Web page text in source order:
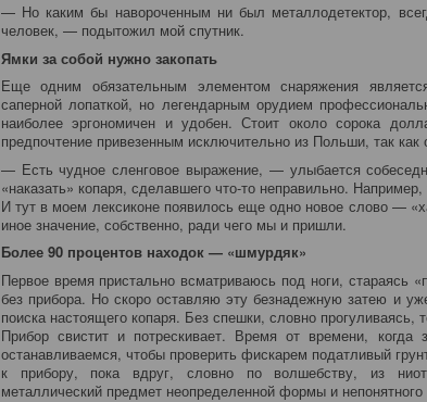
— Но каким бы навороченным ни был металлодетектор,
человек, — подытожил мой спутник.
Ямки за собой нужно закопать
Еще одним обязательным элементом снаряжения
саперной лопаткой, но легендарным орудием
наиболее эргономичен и удобен. Стоит около сорока
предпочтение привезенным исключительно из Польши, так
— Есть чудное сленговое выражение, — улыбается
«наказать» копаря, сделавшего что-то неправильно.
И тут в моем лексиконе появилось еще одно новое слово —
иное значение, собственно, ради чего мы и пришли.
Более 90 процентов находок — «шмурдяк»
Первое время пристально всматриваюсь под ноги, стараясь
без прибора. Но скоро оставляю эту безнадежную затею и
поиска настоящего копаря. Без спешки, словно прогуливаясь,
Прибор свистит и потрескивает. Время от времени,
останавливаемся, чтобы проверить фискарем податливый
к прибору, пока вдруг, словно по волшебству, из
металлический предмет неопределенной формы и непонятного